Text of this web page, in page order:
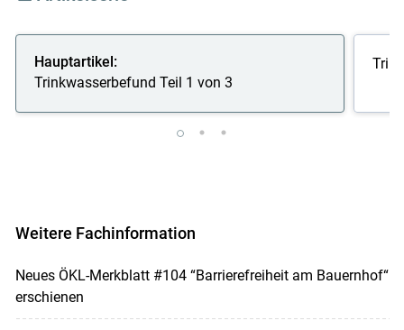
Hauptartikel:
Trinkwasserbefund Teil 1 von 3
Weitere Fachinformation
Neues ÖKL-Merkblatt #104 “Barrierefreiheit am Bauernhof“
erschienen